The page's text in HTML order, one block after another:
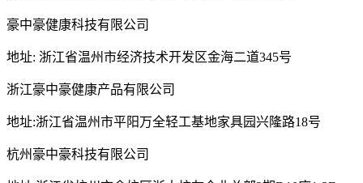
豪中豪健康科技有限公司
地址: 浙江省温州市经济技术开发区金海二道345号
浙江豪中豪健康产品有限公司
地址:浙江省温州市平阳万全轻工基地家具园兴隆路18号
杭州豪中豪科技有限公司